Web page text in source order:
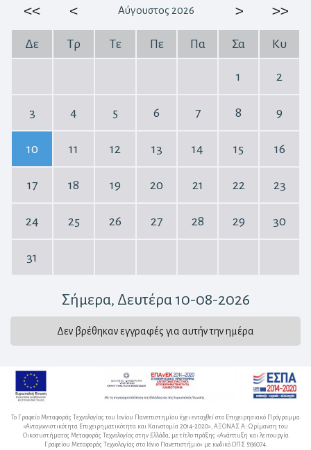
<< < Αύγουστος 2026 > >>
Δε Τρ Τε Πε Πα Σα Κυ
1 2
3 4 5 6 7 8 9
10 11 12 13 14 15 16
17 18 19 20 21 22 23
24 25 26 27 28 29 30
31
Σήμερα, Δευτέρα 10-08-2026
Δεν βρέθηκαν εγγραφές για αυτήν την ημέρα
Το Γραφείο Μεταφοράς Τεχνολογίας του Ιονίου Πανεπιστημίου έχει ενταχθεί στο Επιχειρησιακό Πρόγραμμα
«Ανταγωνιστικότητα Επιχειρηματικότητα και Καινοτομία 2014-2020», ΑΞΟΝΑΣ Α: Ωρίμανση του
Οικοσυστήματος Μεταφοράς Τεχνολογίας στην Ελλάδα, με τίτλο πράξης «Ανάπτυξη και λειτουργία
Γραφείου Μεταφοράς Τεχνολογίας στο Ιόνιο Πανεπιστήμιο» με κωδικό ΟΠΣ 5136074.